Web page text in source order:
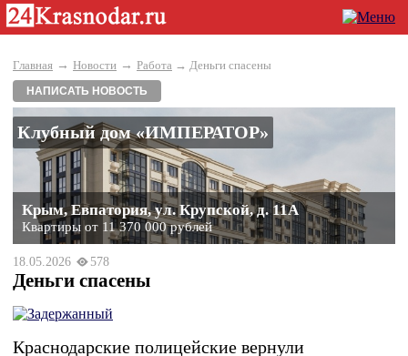
Главная → Новости → Работа → Деньги спасены
НАПИСАТЬ НОВОСТЬ
Клубный дом «ИМПЕРАТОР»
Крым, Евпатория, ул. Крупской, д. 11А
Квартиры от 11 370 000 рублей
18.05.2026 578
Деньги спасены
Краснодарские полицейские вернули